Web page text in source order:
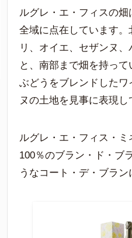
ルグレ・エ・フィスの
全域に点在しています
リ、オイエ、セザンヌ
と、南部まで畑を持っ
ぶどうをブレンドした
ヌの土地を見事に表現し
ルグレ・エ・フィス・
100％のブラン・ド・ブ
うなコート・デ・ブラン